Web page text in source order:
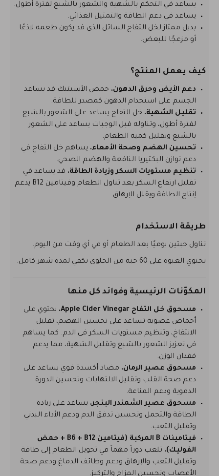
يساعد في التحكم بالشهية والشعور بالشبع لفترة أطول.
يساعد في دعم الطاقة والتمثيل الغذائي.
بديل ممتاز لخل التفاح السائل الذي قد يكون طعمه لاذعًا
أو مزعجًا للبعض.
كيف يعمل المنتج؟
دعم الأيض وحرق الدهون. حمض الأسيتيك قد يساعد
الجسم على استخدام الدهون كمصدر للطاقة.
تقليل الشهية. خل التفاح يساعد على الشعور بالشبع
لفترة أطول، وتناوله قبل الوجبات يساعد على الشعور
بالشبع وتقليل كمية الطعام.
تحسين الهضم وصحة الأمعاء. يساهم خل التفاح في
دعم توازن البكتيريا النافعة والهضم الصحي.
تنظيم مستويات السكر وزيادة الطاقة. قد يساعد في
تقليل ارتفاع السكر بعد تناول الطعام وفيتامين B12 يدعم
إنتاج الطاقة ويقلل الإرهاق.
طريقة الاستخدام
تناول حبتين يوميًا بعد الطعام أو في أي وقت من اليوم.
تحتوي العبوة على 60 حبة من الحلوى تكفي لمدة شهر كامل.
المكوّنات الرئيسية وفوائد كل منها
مسحوق خل التفاح Apple Cider Vinegar.
يحتوي على
أحماض عضوية تساعد على تحسين الهضم، تقليل
الانتفاخ، وتنظيم مستويات السكر في الدم. كما يساهم
في تعزيز الشعور بالشبع وتقليل الشهية، مما يدعم
فقدان الوزن.
مسحوق عصير الرمان. مضاد أكسدة قوي يساعد على
دعم صحة القلب وتقليل الالتهابات وتحسين الدورة
الدموية ودعم المناعة.
مسحوق عصير الشمندر البنجر. يساعد على زيادة
الطاقة والتحمل وتحسين تدفق الدم ودعم الأداء البدني
وتقليل التعب.
فيتامينات B المركبة (فيتامين B6 + B12 + حمض
الفوليك). تلعب دوراً مهماً في تحويل الطعام إلى طاقة
وتقليل التعب والإرهاق ودعم وظائف الدماغ ودعم صحة
الأعصاب وتحسين المزاج والتركيز.